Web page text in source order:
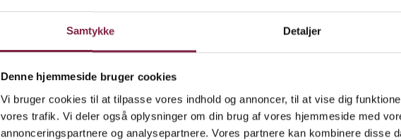
Samtykke Detaljer
Denne hjemmeside bruger cookies
Vi bruger cookies til at tilpasse vores indhold og annoncer, til at vise dig
vores trafik. Vi deler også oplysninger om din brug af vores hjemmeside med
annonceringspartnere og analysepartnere. Vores partnere kan kombinere disse
Brun Hansen.
Samme bekymring har John Aasted Halse, der i over
daginstitutionsområdet tæt.
»Stor cadeau til pædagogerne, som er lykkedes